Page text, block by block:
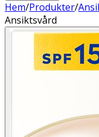
Hem/Produkter/
Ansiktsvård